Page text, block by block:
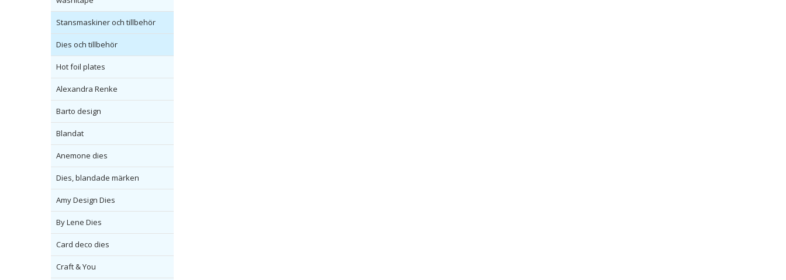
Stansmaskiner och tillbehör
Dies och tillbehör
Hot foil plates
Alexandra Renke
Barto design
Blandat
Anemone dies
Dies, blandade märken
Amy Design Dies
By Lene Dies
Card deco dies
Craft & You